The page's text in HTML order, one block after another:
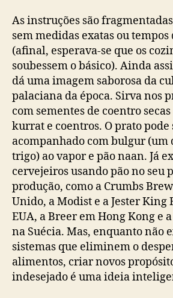
As instruções são
sem medidas exatas ou
(afinal, esperava-se que os
soubessem o básico). Ainda
dá uma imagem saborosa da
palaciana da época. Sirva nos
com sementes de coentro secas
kurrat e coentros. O prato pode
acompanhado com bulgur (um
trigo) ao vapor e pão naan. Já
cervejeiros usando pão no seu
produção, como a Crumbs
Unido, a Modist e a Jester King
EUA, a Breer em Hong Kong e
na Suécia. Mas, enquanto não
sistemas que eliminem o
alimentos, criar novos
indesejado é uma ideia